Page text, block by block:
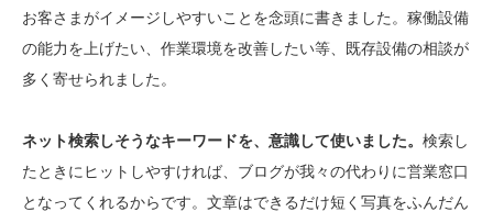
お客さまがイメージしやすいことを念頭に書きました。稼働設備
の能力を上げたい、作業環境を改善したい等、既存設備の相談が
多く寄せられました。
ネット検索しそうなキーワードを、意識して使いました。 検索し
たときにヒットしやすければ、ブログが我々の代わりに営業窓口
となってくれるからです。文章はできるだけ短く写真をふんだん